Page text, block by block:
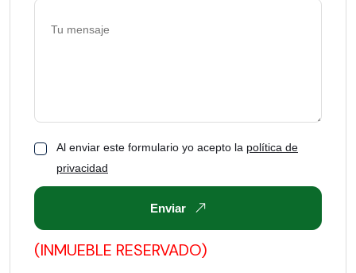
Al enviar este formulario yo acepto la política de
privacidad
Enviar
(INMUEBLE RESERVADO)